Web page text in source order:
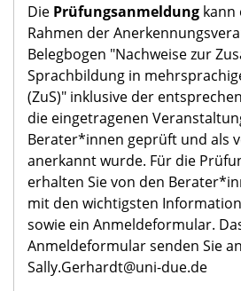
Die Prüfungsanmeldung kann
Rahmen der
Belegbogen "Nachweise zur
Sprachbildung in
(ZuS)" inklusive der
die eingetragenen
Berater*innen geprüft und als
anerkannt wurde. Für die
erhalten Sie von den
mit den wichtigsten
sowie ein Anmeldeformular.
Anmeldeformular senden Sie
Sally.Gerhardt@uni-due.de